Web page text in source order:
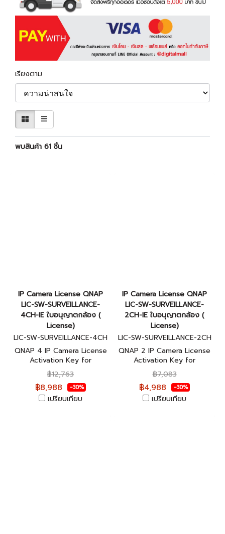
เรียงตาม
พบสินค้า 61 ชิ้น
IP Camera License QNAP
LIC-SW-SURVEILLANCE-
4CH-IE ใบอนุญาตกล้อง (
License)
LIC-SW-SURVEILLANCE-4CH
QNAP 4 IP Camera License
Activation Key for
Surveillance Station - LIC-
SW-SURVEILLANCE-4CH-IE
ใบอนุญาตกล้อง ของแท้
฿12,763
฿8,988 -30%
เปรียบเทียบ
IP Camera License QNAP
LIC-SW-SURVEILLANCE-
2CH-IE ใบอนุญาตกล้อง (
License)
LIC-SW-SURVEILLANCE-2CH
QNAP 2 IP Camera License
Activation Key for
Surveillance Station - LIC-
SW-SURVEILLANCE-2CH-IE
ใบอนุญาตกล้อง ของแท้
฿7,083
฿4,988 -30%
เปรียบเทียบ